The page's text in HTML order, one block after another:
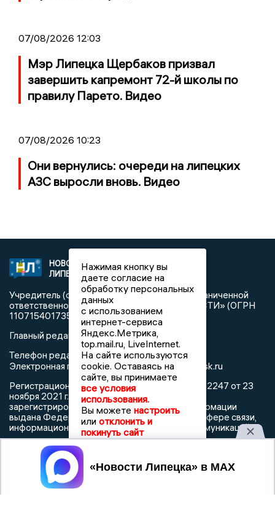
07/08/2026 12:03
Мэр Липецка Щербаков призвал
завершить капремонт 72-й школы по
правилу Парето. Видео
07/08/2026 10:23
Они вернулись: очереди на липецких
АЗС выросли вновь. Видео
НОВОСТИ
ЛИПЕЦКА
2021 © NEWSLIPETSK.RU | СИ
«Новости Липецка»
Учредитель (соучредители): Общество с ограниченной
ответственностью «РЕГИОНАЛЬНЫЕ НОВОСТИ» (ОГРН
1107154017354)
Главный редактор: Герцог Е.Г.
Телефон редакции: +7 903 699 9427
Электронная почта редакции:info@newslipetsk.ru
Регистрационный номер: серия Эл № ФС77-82247 от 23
ноября 2021 г. согласно выписке из реестра
зарегистрированных средств массовой информации
выдана Федеральной службой по надзору в сфере связи,
информационных технологий и массовых коммуникаций
Нажимая кнопку вы
даете согласие на
обработку персональных
данных
с использованием
интернет-сервиса
Яндекс.Метрика,
top.mail.ru, LiveInternet.
На сайте используются
cookie. Оставаясь на
сайте, вы принимаете
все условия
использования.
Вы можете настроить
или отклонить и
покинуть сайт
Принять